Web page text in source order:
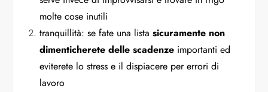
molte cose inutili
tranquillità: se fate una listasicuramente non
dimenticherete delle scadenze importanti ed
eviterete lo stress e il dispiacere per errori di
lavoro